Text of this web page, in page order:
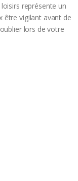
représente un
être vigilant avant de
lors de votre